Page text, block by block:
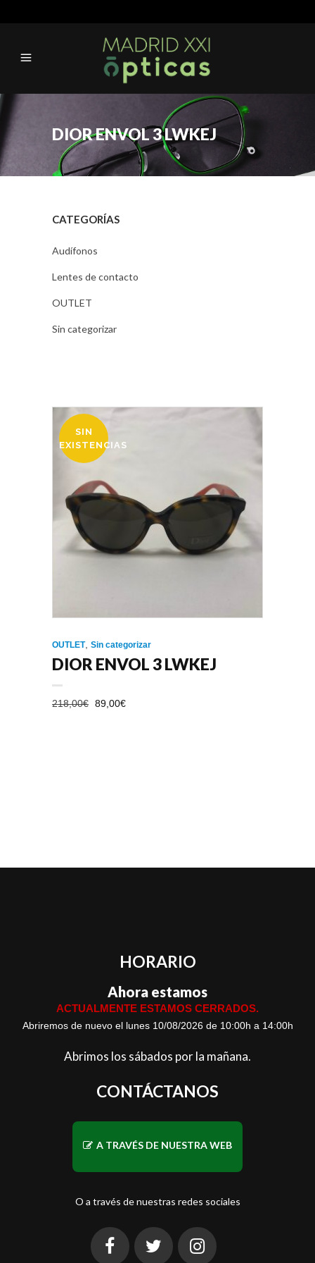
DIOR ENVOL 3 LWKEJ
CATEGORÍAS
Audífonos
Lentes de contacto
OUTLET
Sin categorizar
OFERTA
SIN
EXISTENCIAS
OUTLET, Sin categorizar
DIOR ENVOL 3 LWKEJ
218,00€ EL
89,00€EL
HORARIO
Ahora estamos
ACTUALMENTE ESTAMOS CERRADOS.
Abriremos de nuevo el lunes 10/08/2026 de 10:00h a 14:00h
Abrimos los sábados por la mañana.
CONTÁCTANOS
A TRAVÉS DE NUESTRA WEB
O a través de nuestras redes sociales